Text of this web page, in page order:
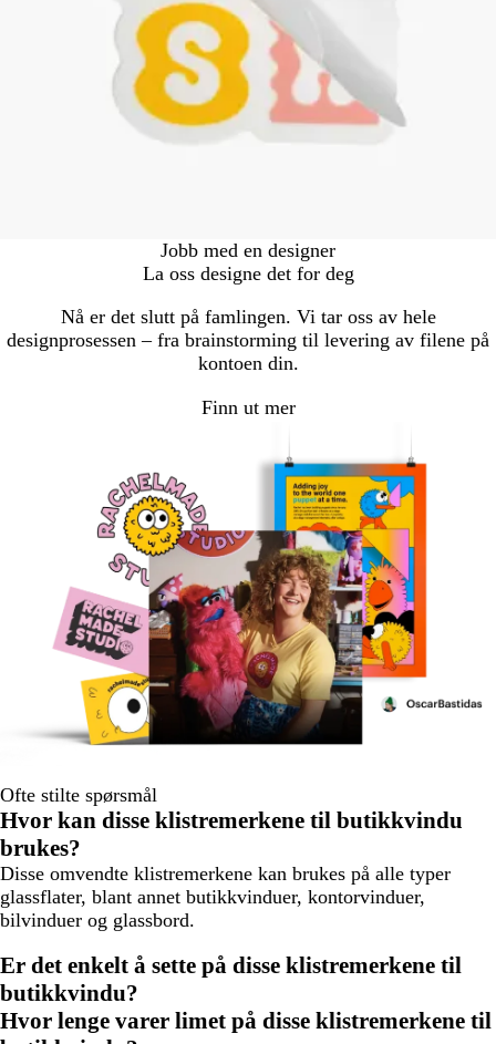
Jobb med en designer
La oss designe det for deg
Nå er det slutt på famlingen. Vi tar oss av hele
designprosessen – fra brainstorming til levering av filene på
kontoen din.
Finn ut mer
Ofte stilte spørsmål
Hvor kan disse klistremerkene til butikkvindu
brukes?
Disse omvendte klistremerkene kan brukes på alle typer
glassflater, blant annet butikkvinduer, kontorvinduer,
bilvinduer og glassbord.
Er det enkelt å sette på disse klistremerkene til
butikkvindu?
Hvor lenge varer limet på disse klistremerkene til